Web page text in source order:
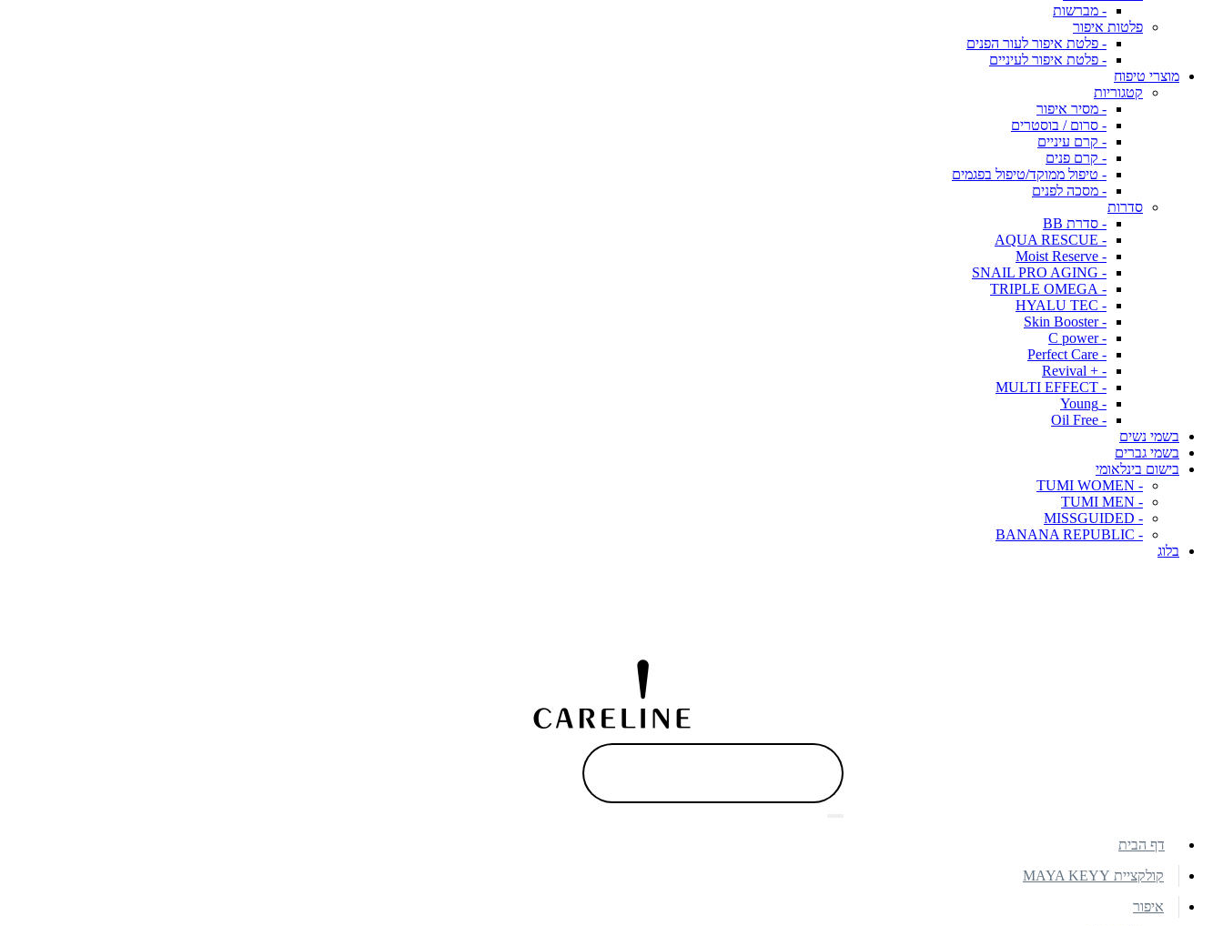
- מברשות
פלטות איפור
- פלטת איפור לעור הפנים
- פלטת איפור לעיניים
מוצרי טיפוח
קטגוריות
- מסיר איפור
- סרום / בוסטרים
- קרם עיניים
- קרם פנים
- טיפול ממוקד/טיפול בפגמים
- מסכה לפנים
סדרות
- סדרת BB
- AQUA RESCUE
- Moist Reserve
- SNAIL PRO AGING
- TRIPLE OMEGA
- HYALU TEC
- Skin Booster
- C power
- Perfect Care
- + Revival
- MULTI EFFECT
- Young
- Oil Free
בשמי נשים
בשמי גברים
בישום בינלאומי
- TUMI WOMEN
- TUMI MEN
- MISSGUIDED
- BANANA REPUBLIC
בלוג
דף הבית
קולקציית MAYA KEYY
איפור